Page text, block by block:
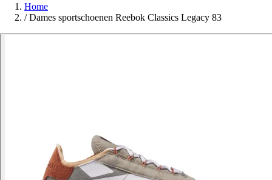
Home
/ Dames sportschoenen Reebok Classics Legacy 83